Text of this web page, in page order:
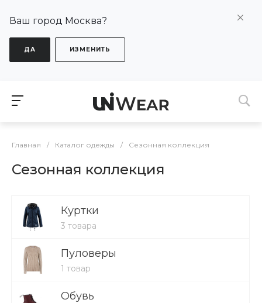
Ваш город Москва?
ДА ИЗМЕНИТЬ
Главная / Каталог одежды / Сезонная коллекция
Сезонная коллекция
Куртки
3 товара
Пуловеры
1 товар
Обувь